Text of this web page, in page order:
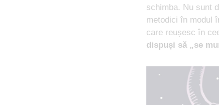
schimba. Nu sunt
metodici în modul
care reușesc în
dispuși să „se